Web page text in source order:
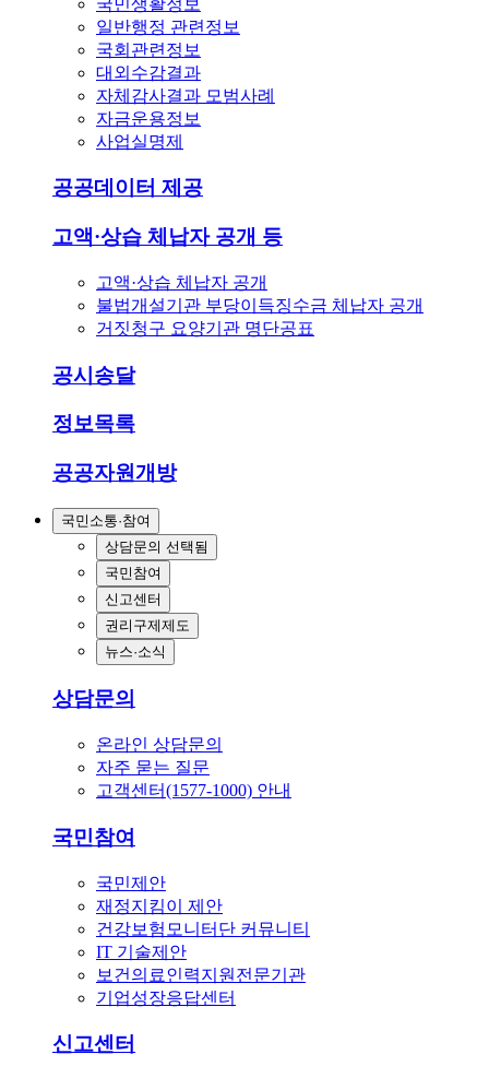
일반행정 관련정보
국회관련정보
대외수감결과
자체감사결과 모범사례
자금운용정보
사업실명제
공공데이터 제공
고액·상습 체납자 공개 등
고액·상습 체납자 공개
불법개설기관 부당이득징수금 체납자 공개
거짓청구 요양기관 명단공표
공시송달
정보목록
공공자원개방
국민소통·참여
상담문의 선택됨
국민참여
신고센터
권리구제제도
뉴스·소식
상담문의
온라인 상담문의
자주 묻는 질문
고객센터(1577-1000) 안내
국민참여
국민제안
재정지킴이 제안
건강보험모니터단 커뮤니티
IT 기술제안
보건의료인력지원전문기관
기업성장응답센터
신고센터